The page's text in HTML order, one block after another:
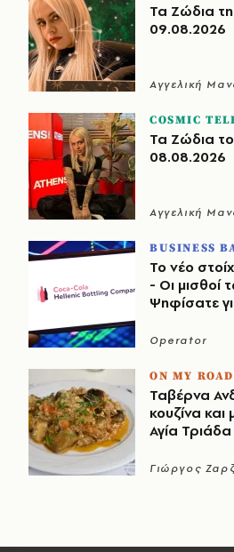
Τα Ζώδια
09.08.2026
Αγγελική
COSMIC
Τα Ζώδια
08.08.2026
Αγγελική
BUSINESS
Το νέο
- Οι μισθοί
Ψηφίσατε
Operator
ON MY ROAD
Ταβέρνα
κουζίνα
Αγία
Γιώργος